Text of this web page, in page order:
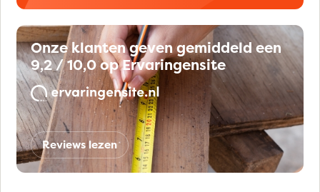
Onze klanten geven gemiddeld een
9,2 / 10,0 op Ervaringensite
Reviews lezen